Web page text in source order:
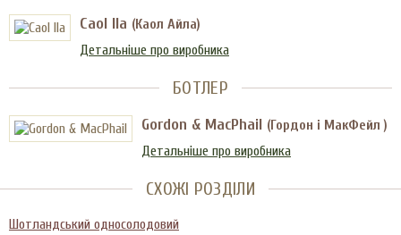
Caol Ila (Каол Айла)
Детальніше про виробника
БОТЛЕР
Gordon & MacPhail (Гордон і МакФейл )
Детальніше про виробника
СХОЖІ РОЗДІЛИ
Шотландський односолодовий